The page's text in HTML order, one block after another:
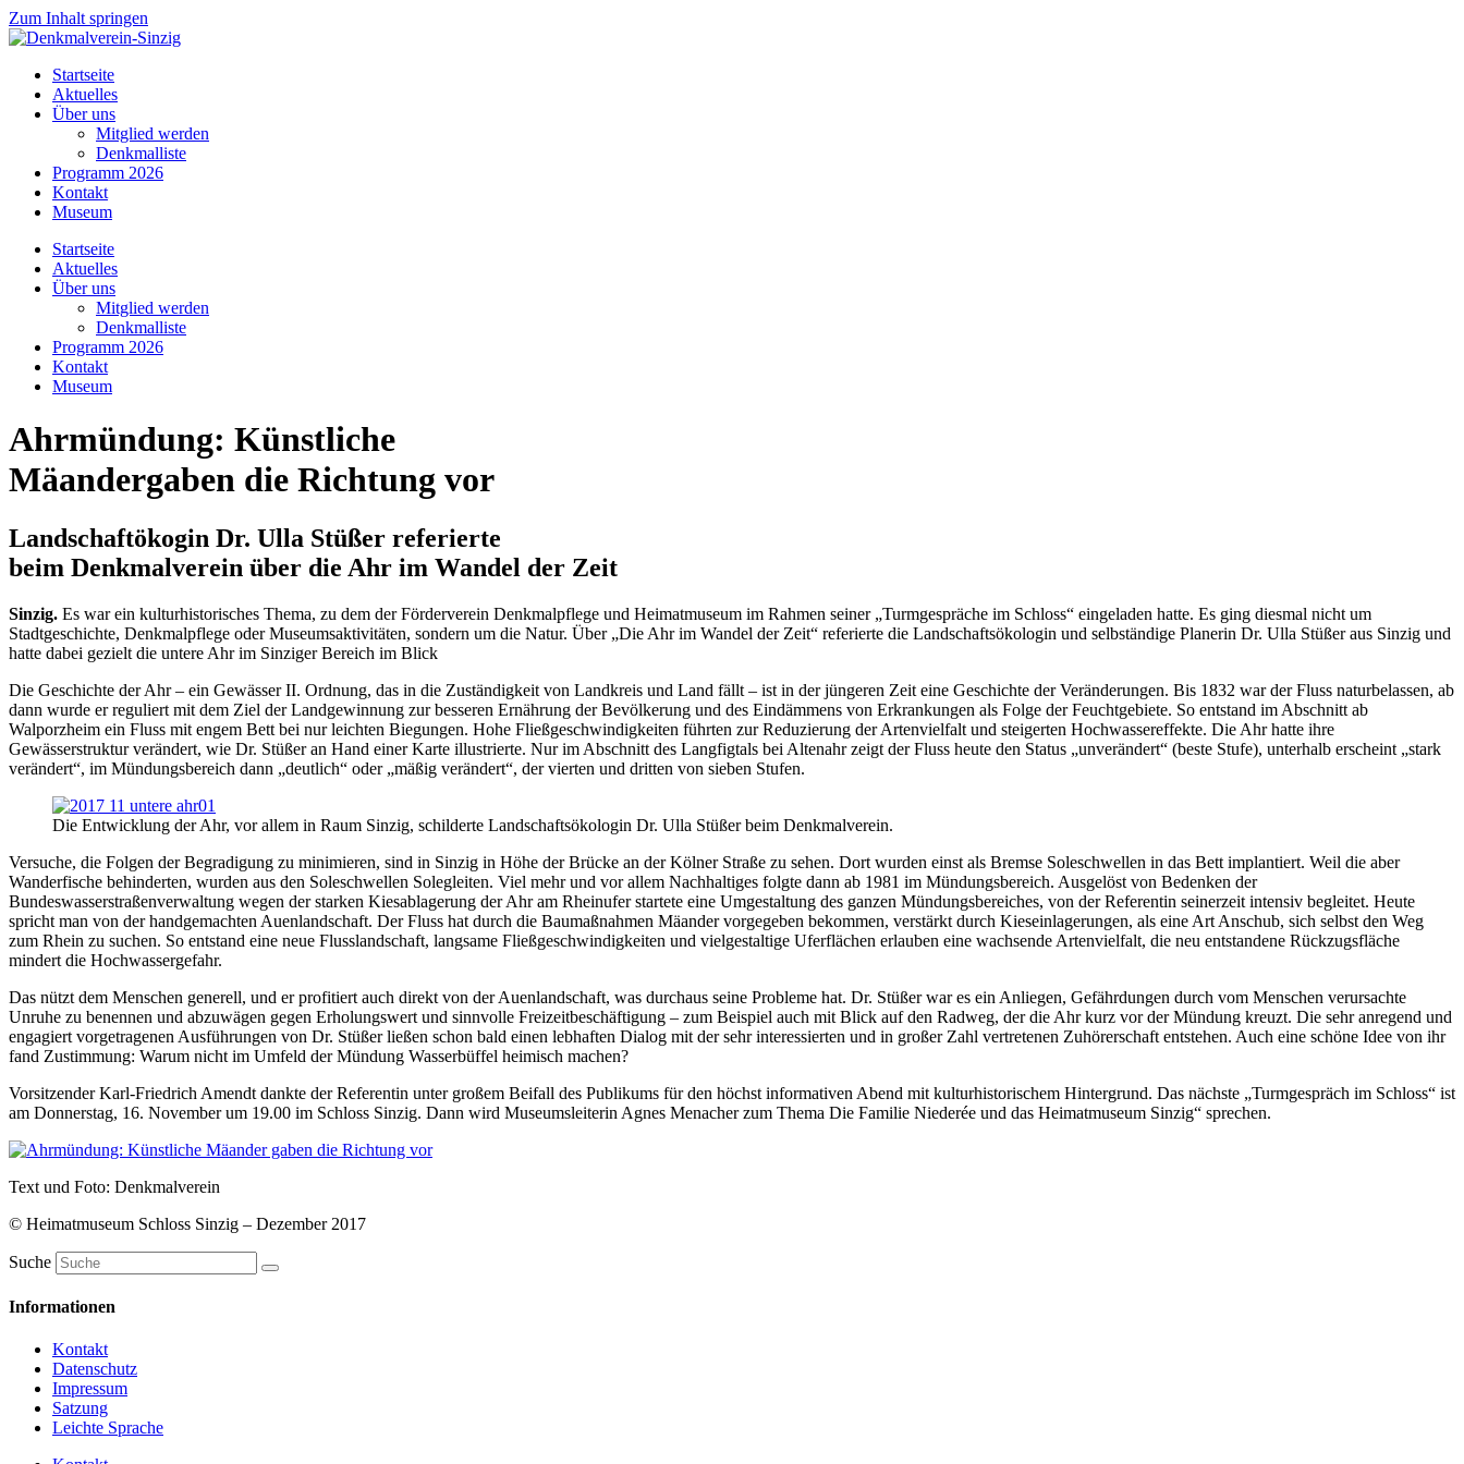
Zum Inhalt springen
Startseite
Aktuelles
Über uns
Mitglied werden
Denkmalliste
Programm 2026
Kontakt
Museum
Startseite
Aktuelles
Über uns
Mitglied werden
Denkmalliste
Programm 2026
Kontakt
Museum
Ahrmündung: Künstliche
Mäandergaben die Richtung vor
Landschaftökogin Dr. Ulla Stüßer referierte
beim Denkmalverein über die Ahr im Wandel der Zeit
Sinzig. Es war ein kulturhistorisches Thema, zu dem der Förderverein Denkmalpflege und Heimatmuseum im Rahmen seiner „Turmgespräche im Schloss“ eingeladen hatte. Es ging diesmal nicht um
Stadtgeschichte, Denkmalpflege oder Museumsaktivitäten, sondern um die Natur. Über „Die Ahr im Wandel der Zeit“ referierte die Landschaftsökologin und selbständige Planerin Dr. Ulla Stüßer aus Sinzig und
hatte dabei gezielt die untere Ahr im Sinziger Bereich im Blick
Die Geschichte der Ahr – ein Gewässer II. Ordnung, das in die Zuständigkeit von Landkreis und Land fällt – ist in der jüngeren Zeit eine Geschichte der Veränderungen. Bis 1832 war der Fluss naturbelassen, ab
dann wurde er reguliert mit dem Ziel der Landgewinnung zur besseren Ernährung der Bevölkerung und des Eindämmens von Erkrankungen als Folge der Feuchtgebiete. So entstand im Abschnitt ab
Walporzheim ein Fluss mit engem Bett bei nur leichten Biegungen. Hohe Fließgeschwindigkeiten führten zur Reduzierung der Artenvielfalt und steigerten Hochwassereffekte. Die Ahr hatte ihre
Gewässerstruktur verändert, wie Dr. Stüßer an Hand einer Karte illustrierte. Nur im Abschnitt des Langfigtals bei Altenahr zeigt der Fluss heute den Status „unverändert“ (beste Stufe), unterhalb erscheint „stark
verändert“, im Mündungsbereich dann „deutlich“ oder „mäßig verändert“, der vierten und dritten von sieben Stufen.
Die Entwicklung der Ahr, vor allem in Raum Sinzig, schilderte Landschaftsökologin Dr. Ulla Stüßer beim Denkmalverein.
Versuche, die Folgen der Begradigung zu minimieren, sind in Sinzig in Höhe der Brücke an der Kölner Straße zu sehen. Dort wurden einst als Bremse Soleschwellen in das Bett implantiert. Weil die aber
Wanderfische behinderten, wurden aus den Soleschwellen Solegleiten. Viel mehr und vor allem Nachhaltiges folgte dann ab 1981 im Mündungsbereich. Ausgelöst von Bedenken der
Bundeswasserstraßenverwaltung wegen der starken Kiesablagerung der Ahr am Rheinufer startete eine Umgestaltung des ganzen Mündungsbereiches, von der Referentin seinerzeit intensiv begleitet. Heute
spricht man von der handgemachten Auenlandschaft. Der Fluss hat durch die Baumaßnahmen Mäander vorgegeben bekommen, verstärkt durch Kieseinlagerungen, als eine Art Anschub, sich selbst den Weg
zum Rhein zu suchen. So entstand eine neue Flusslandschaft, langsame Fließgeschwindigkeiten und vielgestaltige Uferflächen erlauben eine wachsende Artenvielfalt, die neu entstandene Rückzugsfläche
mindert die Hochwassergefahr.
Das nützt dem Menschen generell, und er profitiert auch direkt von der Auenlandschaft, was durchaus seine Probleme hat. Dr. Stüßer war es ein Anliegen, Gefährdungen durch vom Menschen verursachte
Unruhe zu benennen und abzuwägen gegen Erholungswert und sinnvolle Freizeitbeschäftigung – zum Beispiel auch mit Blick auf den Radweg, der die Ahr kurz vor der Mündung kreuzt. Die sehr anregend und
engagiert vorgetragenen Ausführungen von Dr. Stüßer ließen schon bald einen lebhaften Dialog mit der sehr interessierten und in großer Zahl vertretenen Zuhörerschaft entstehen. Auch eine schöne Idee von ihr
fand Zustimmung: Warum nicht im Umfeld der Mündung Wasserbüffel heimisch machen?
Vorsitzender Karl-Friedrich Amendt dankte der Referentin unter großem Beifall des Publikums für den höchst informativen Abend mit kulturhistorischem Hintergrund. Das nächste „Turmgespräch im Schloss“ ist
am Donnerstag, 16. November um 19.00 im Schloss Sinzig. Dann wird Museumsleiterin Agnes Menacher zum Thema Die Familie Niederée und das Heimatmuseum Sinzig“ sprechen.
Text und Foto: Denkmalverein
© Heimatmuseum Schloss Sinzig – Dezember 2017
Suche
Informationen
Kontakt
Datenschutz
Impressum
Satzung
Leichte Sprache